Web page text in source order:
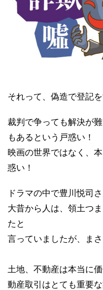
それって、偽造で登記
裁判で争っても解決が
もあるという戸惑い！
映画の世界ではなく、
惑い！
ドラマの中で豊川悦司
大昔から人は、領土つ
たと
言っていましたが、まさ
土地、不動産は本当に
動産取引はとても重要な